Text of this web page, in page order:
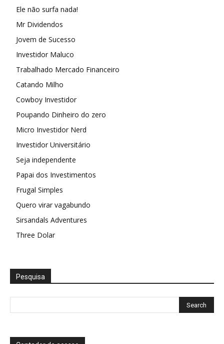
Ele não surfa nada!
Mr Dividendos
Jovem de Sucesso
Investidor Maluco
Trabalhado Mercado Financeiro
Catando Milho
Cowboy Investidor
Poupando Dinheiro do zero
Micro Investidor Nerd
Investidor Universitário
Seja independente
Papai dos Investimentos
Frugal Simples
Quero virar vagabundo
Sirsandals Adventures
Three Dolar
Pesquisa